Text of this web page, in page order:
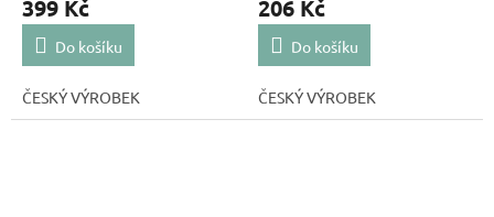
399 Kč
Do košíku
ČESKÝ VÝROBEK
206 Kč
Do košíku
ČESKÝ VÝROBEK